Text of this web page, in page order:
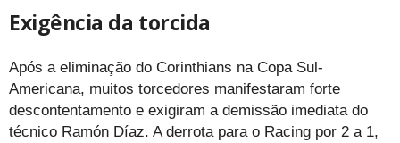
Exigência da torcida
Após a eliminação do Corinthians na Copa Sul-
Americana, muitos torcedores manifestaram forte
descontentamento e exigiram a demissão imediata do
técnico Ramón Díaz. A derrota para o Racing por 2 a 1,